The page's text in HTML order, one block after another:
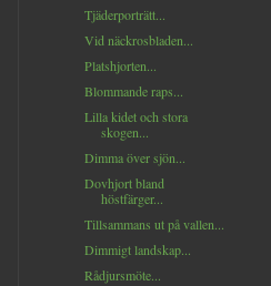
Tjäderporträtt...
Vid näckrosbladen...
Platshjorten...
Blommande raps...
Lilla kidet och stora
skogen...
Dimma över sjön...
Dovhjort bland
höstfärger...
Tillsammans ut på vallen...
Dimmigt landskap...
Rådjursmöte...